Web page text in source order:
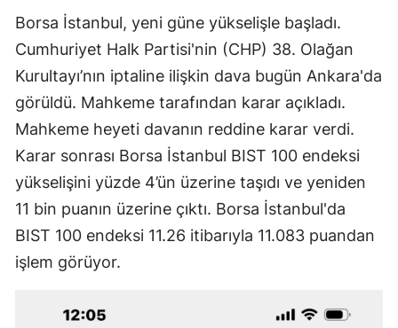
Borsa İstanbul, yeni güne yükselişle başladı.
Cumhuriyet Halk Partisi'nin (CHP) 38. Olağan
Kurultayı’nın iptaline ilişkin dava bugün Ankara'da
görüldü. Mahkeme tarafından karar açıkladı.
Mahkeme heyeti davanın reddine karar verdi.
Karar sonrası Borsa İstanbul BIST 100 endeksi
yükselişini yüzde 4’ün üzerine taşıdı ve yeniden
11 bin puanın üzerine çıktı. Borsa İstanbul'da
BIST 100 endeksi 11.26 itibarıyla 11.083 puandan
işlem görüyor.